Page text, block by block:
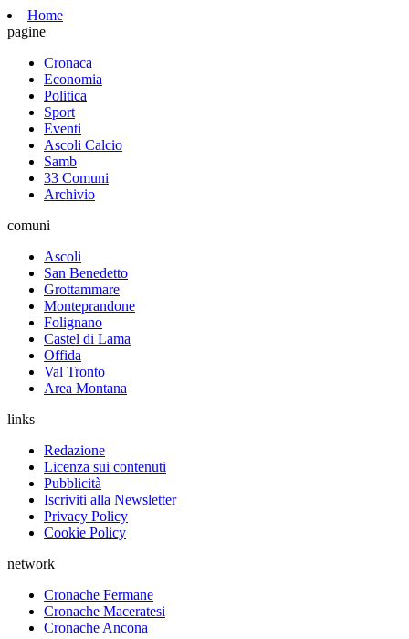
Home
pagine
Cronaca
Economia
Politica
Sport
Eventi
Ascoli Calcio
Samb
33 Comuni
Archivio
comuni
Ascoli
San Benedetto
Grottammare
Monteprandone
Folignano
Castel di Lama
Offida
Val Tronto
Area Montana
links
Redazione
Licenza sui contenuti
Pubblicità
Iscriviti alla Newsletter
Privacy Policy
Cookie Policy
network
Cronache Fermane
Cronache Maceratesi
Cronache Ancona